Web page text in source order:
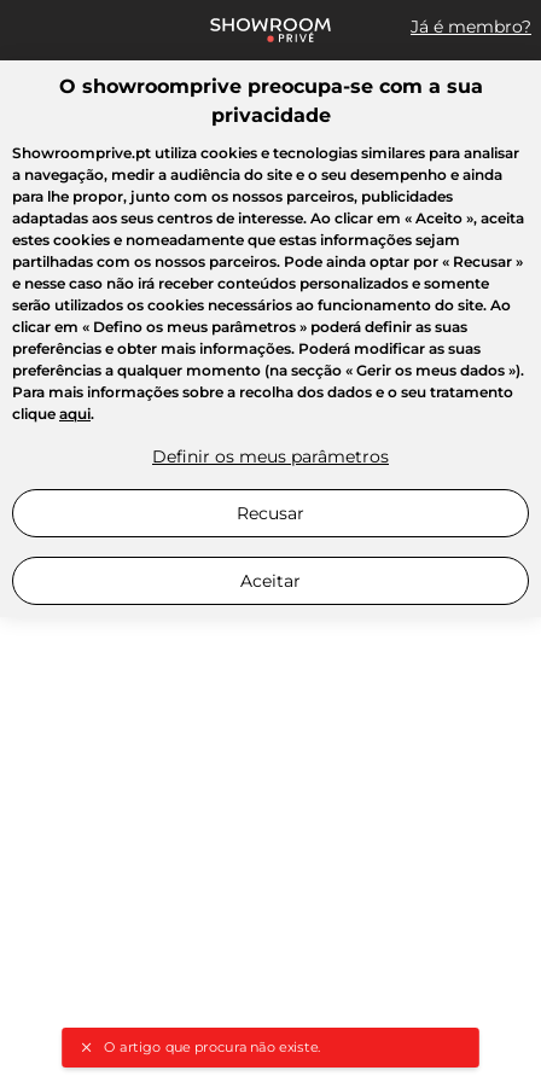
Já é membro?
Pesquisar uma marca, um artigo, uma venda...
O artigo que procura não existe.
Todas as vendas Moda Desporto Casa Criança Beleza
O showroomprive preocupa-se com a sua
privacidade
Showroomprive.pt utiliza cookies e tecnologias similares para analisar
a navegação, medir a audiência do site e o seu desempenho e ainda
para lhe propor, junto com os nossos parceiros, publicidades
adaptadas aos seus centros de interesse. Ao clicar em « Aceito », aceita
estes cookies e nomeadamente que estas informações sejam
partilhadas com os nossos parceiros. Pode ainda optar por « Recusar »
e nesse caso não irá receber conteúdos personalizados e somente
serão utilizados os cookies necessários ao funcionamento do site. Ao
clicar em « Defino os meus parâmetros » poderá definir as suas
preferências e obter mais informações. Poderá modificar as suas
preferências a qualquer momento (na secção « Gerir os meus dados »).
Para mais informações sobre a recolha dos dados e o seu tratamento
clique aqui.
Definir os meus parâmetros
Recusar
Aceitar